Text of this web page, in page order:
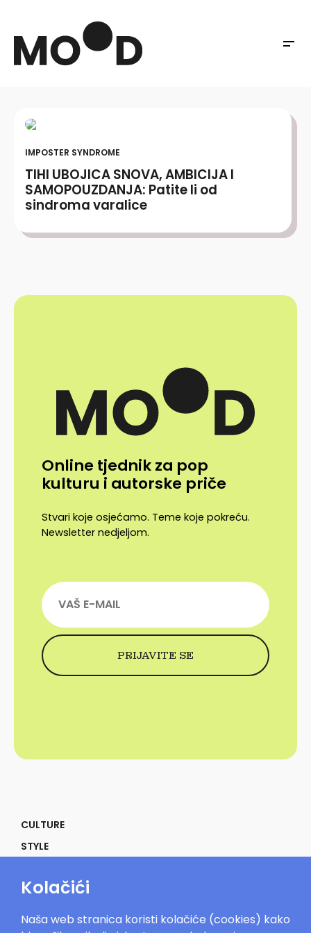
IMPOSTER SYNDROME
TIHI UBOJICA SNOVA, AMBICIJA I
SAMOPOUZDANJA: Patite li od
sindroma varalice
Online tjednik za pop
kulturu i autorske priče
Stvari koje osjećamo. Teme koje pokreću.
Newsletter nedjeljom.
CULTURE
STYLE
POWER
Kolačići
Naša web stranica koristi kolačiće (cookies) kako